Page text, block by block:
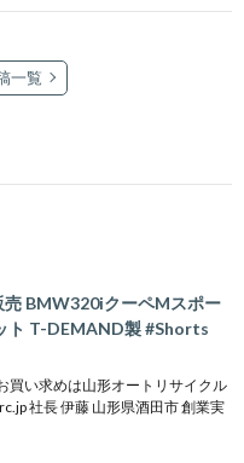
一覧
売 BMW320iクーペMスポー
ト T-DEMAND製 #Shorts
買い求めは山形オートリサイクル
社長 伊藤 山形県酒田市 創業実